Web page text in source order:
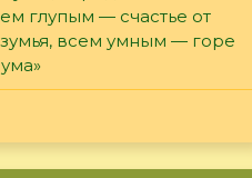
глупым — счастье от
всем умным — горе